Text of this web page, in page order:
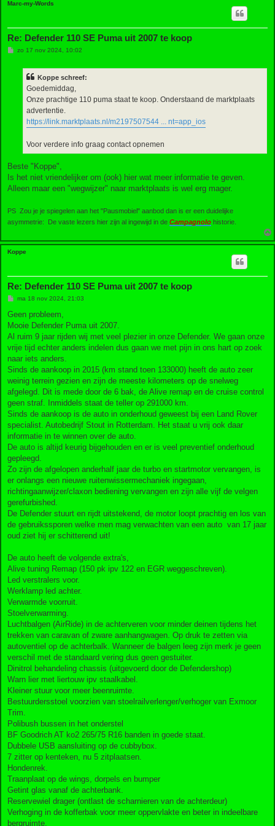
Marc-my-Words
Re: Defender 110 SE Puma uit 2007 te koop
Bzo 17 nov 2024, 10:02
Koppe schreef:
Goedemiddag,
Onze prachtige 110 puma staat te koop. Onderstaand de marktplaats
advertentie.
https://link.marktplaats.nl/m2197507544 ... nt=app_ios
Voor verdere info graag contact opnemen
Beste "Koppe",
Is het niet vriendelijker om (ook) hier wat meer informatie te geven.
Alleen maar een "wegwijzer" naar marktplaats is wel erg mager.
PS Zou je je spiegelen aan het "Pausmobiel" aanbod dan is er een duidelijke
asymmetrie: De vaste lezers hier zijn al ingewijd in de Campagnolo historie.
Koppe
Re: Defender 110 SE Puma uit 2007 te koop
B
r
c
h
ma 18 nov 2024, 21:03
Geen probleem,
Mooie Defender Puma uit 2007.
Al ruim 9 jaar rijden wij met veel plezier in onze Defender. We gaan onze
vrije tijd echter anders indelen dus gaan we met pijn in ons hart op zoek
naar iets anders.
Sinds de aankoop in 2015 (km stand toen 133000) heeft de auto zeer
weinig terrein gezien en zijn de meeste kilometers op de snelweg
afgelegd. Dit is mede door de 6 bak, de Alive remap en de cruise control
geen straf. Inmiddels staat de teller op 291000 km.
Sinds de aankoop is de auto in onderhoud geweest bij een Land Rover
specialist. Autobedrijf Stout in Rotterdam. Het staat u vrij ook daar
informatie in te winnen over de auto.
De auto is altijd keurig bijgehouden en er is veel preventief onderhoud
gepleegd.
Zo zijn de afgelopen anderhalf jaar de turbo en startmotor vervangen, is
er onlangs een nieuwe ruitenwissermechaniek ingegaan,
richtingaanwijzer/claxon bediening vervangen en zijn alle vijf de velgen
gerefurbished.
De Defender stuurt en rijdt uitstekend, de motor loopt prachtig en los van
de gebruikssporen welke men mag verwachten van een auto van 17 jaar
oud ziet hij er schitterend uit!
De auto heeft de volgende extra's,
Alive tuning Remap (150 pk ipv 122 en EGR weggeschreven).
Led verstralers voor.
Werklamp led achter.
Verwarmde voorruit.
Stoelverwarming.
Luchtbalgen (AirRide) in de achterveren voor minder deinen tijdens het
trekken van caravan of zware aanhangwagen. Op druk te zetten via
autoventiel op de achterbalk. Wanneer de balgen leeg zijn merk je geen
verschil met de standaard vering dus geen gestuiter.
Dinitrol behandeling chassis (uitgevoerd door de Defendershop)
Warn lier met liertouw ipv staalkabel.
Kleiner stuur voor meer beenruimte.
Bestuurdersstoel voorzien van stoelrailverlenger/verhoger van Exmoor
Trim.
Polibush bussen in het onderstel
BF Goodrich AT ko2 265/75 R16 banden in goede staat.
Dubbele USB aansluiting op de cubbybox.
7 zitter op kenteken, nu 5 zitplaatsen.
Hondenrek.
Traanplaat op de wings, dorpels en bumper
Getint glas vanaf de achterbank.
Reservewiel drager (ontlast de scharnieren van de achterdeur)
Verhoging in de kofferbak voor meer oppervlakte en beter in indeelbare
bergruimte.